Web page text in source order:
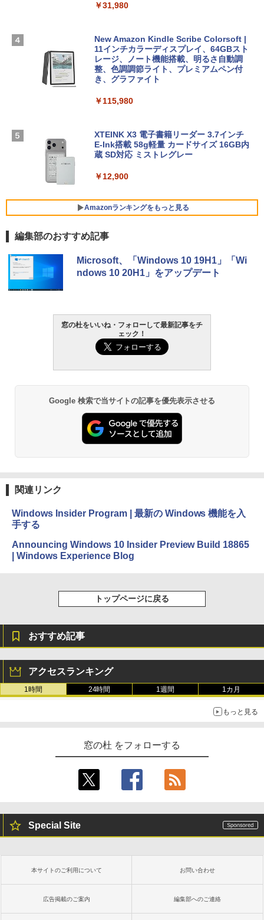
igence、13.6インチLiquid Retinaディ
スプレイ、16GBユニファイドメモリ、51
2GB SSDストレージ、12MPセンターフ
レームカメラ、日本語キーボード、Touc
h ID - ミッドナイト
￥217,556
【Amazon.co.jp限定】ASUS ノートパソ
コン Vivobook 15 M1502NAQ 15.6イン
チ AMD Ryzen 7 170 メモリ16GB SSD 5
版) 搭載 Windows 11 重量1.7kg Wi-Fi 6
E クワイエットブルー M1502NAQ-R716
￥139,800
ows11、10/mac対応|PC2台
￥39,582
ト): Java & Bedrock Edition | オンライ
￥3,600
AIイラスト表現辞典: 思い通りの絵を引き
￥480
FM TOWNS ハイパー・カタログ: 本体ハ
ェクトリストと最新エミュレータ紹介
￥31,980
New Amazon Kindle Scribe Colorsoft |
11インチカラーディスプレイ、64GBスト
レージ、ノート機能搭載、明るさ自動調
整、色調調節ライト、プレミアムペン付
き、グラファイト
￥115,980
XTEINK X3 電子書籍リーダー 3.7インチ
E-Ink搭載 58g軽量 カードサイズ 16GB内
蔵 SD対応 ミストレグレー
￥12,900
Amazonランキングをもっと見る
編集部のおすすめ記事
Microsoft、「Windows 10 19H1」「Wi
ndows 10 20H1」をアップデート
窓の杜をいいね・フォローして最新記事をチ
ェック！
Google 検索で当サイトの記事を優先表示させる
関連リンク
Windows Insider Program | 最新の Windows 機能を入
手する
Announcing Windows 10 Insider Preview Build 18865
| Windows Experience Blog
トップページに戻る
おすすめ記事
アクセスランキング
1時間 24時間 1週間 1カ月
もっと見る
窓の杜 をフォローする
Special Site
本サイトのご利用について お問い合わせ
広告掲載のご案内 編集部へのご連絡